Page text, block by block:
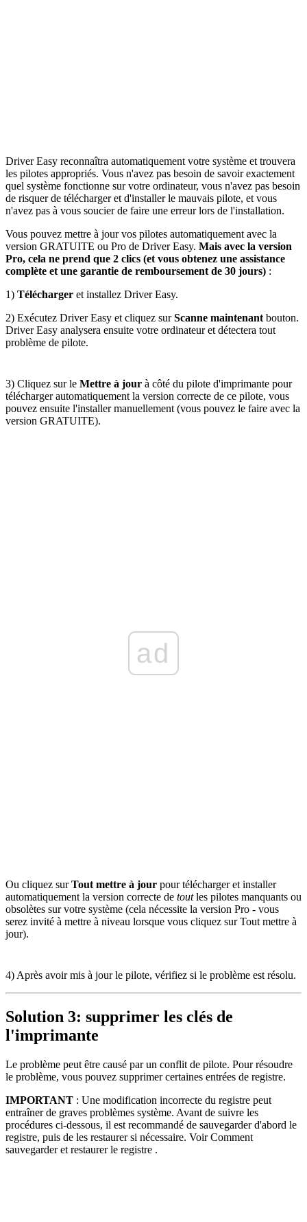
Driver Easy reconnaîtra automatiquement votre système et trouvera
les pilotes appropriés. Vous n'avez pas besoin de savoir exactement
quel système fonctionne sur votre ordinateur, vous n'avez pas besoin
de risquer de télécharger et d'installer le mauvais pilote, et vous
n'avez pas à vous soucier de faire une erreur lors de l'installation.
Vous pouvez mettre à jour vos pilotes automatiquement avec la
version GRATUITE ou Pro de Driver Easy. Mais avec la version
Pro, cela ne prend que 2 clics (et vous obtenez une assistance
complète et une garantie de remboursement de 30 jours) :
1) Télécharger et installez Driver Easy.
2) Exécutez Driver Easy et cliquez sur Scanne maintenant bouton.
Driver Easy analysera ensuite votre ordinateur et détectera tout
problème de pilote.
3) Cliquez sur le Mettre à jour à côté du pilote d'imprimante pour
télécharger automatiquement la version correcte de ce pilote, vous
pouvez ensuite l'installer manuellement (vous pouvez le faire avec la
version GRATUITE).
ad
Ou cliquez sur Tout mettre à jour pour télécharger et installer
automatiquement la version correcte de tout les pilotes manquants ou
obsolètes sur votre système (cela nécessite la version Pro - vous
serez invité à mettre à niveau lorsque vous cliquez sur Tout mettre à
jour).
4) Après avoir mis à jour le pilote, vérifiez si le problème est résolu.
Solution 3: supprimer les clés de
l'imprimante
Le problème peut être causé par un conflit de pilote. Pour résoudre
le problème, vous pouvez supprimer certaines entrées de registre.
IMPORTANT : Une modification incorrecte du registre peut
entraîner de graves problèmes système. Avant de suivre les
procédures ci-dessous, il est recommandé de sauvegarder d'abord le
registre, puis de les restaurer si nécessaire. Voir Comment
sauvegarder et restaurer le registre .